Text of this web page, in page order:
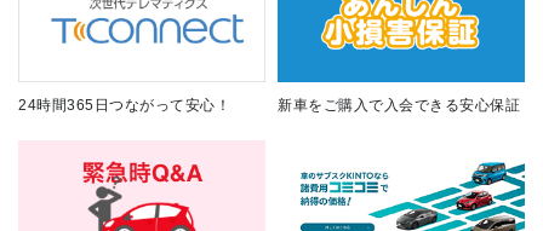
24時間365日つながって安心！ 新車をご購入で入会できる安心保証